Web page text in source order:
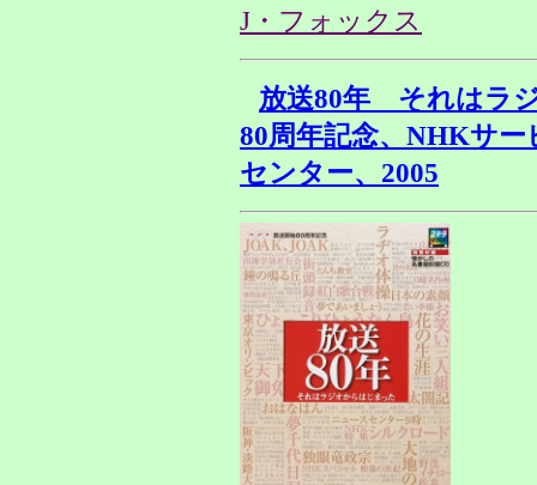
J・フォックス
放送80年 それはラ
80周年記念、NHKサ
センター、2005